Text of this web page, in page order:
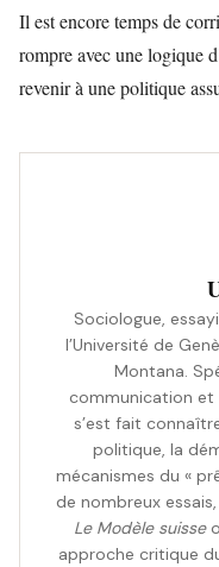
Il est encore temps de
rompre avec une logique
revenir à une politique
Sociologue,
l’Université de
Montana.
communication et
s’est fait
politique, la
mécanismes du «
de nombreux
Le Modèle suisse
approche critique